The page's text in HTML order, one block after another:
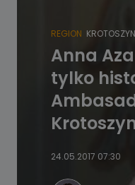
REGION KROTOSZYN
Anna
tylko
24.05.2017 07:30